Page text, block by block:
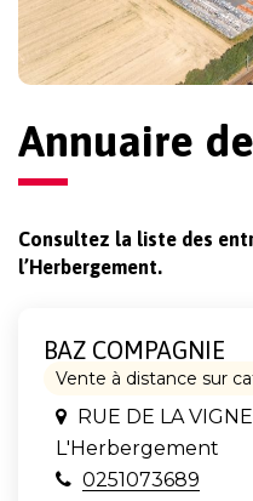
Annuaire
Consultez la liste des
l’Herbergement.
BAZ COMPAGNIE
Vente à distance sur
RUE DE LA
L'Herbergement
0251073689